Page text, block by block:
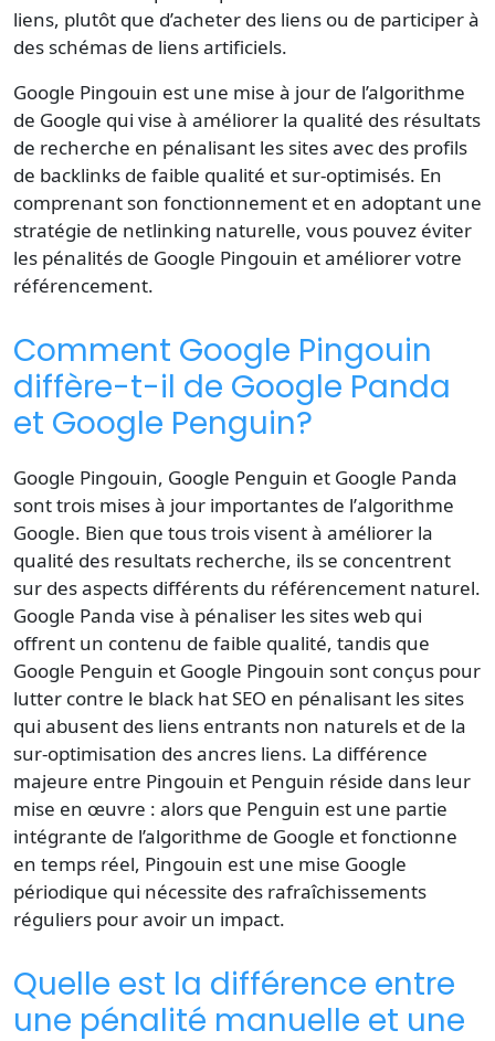
liens, plutôt que d’acheter des liens ou de participer à
des schémas de liens artificiels.
Google Pingouin est une mise à jour de l’algorithme
de Google qui vise à améliorer la qualité des résultats
de recherche en pénalisant les sites avec des profils
de backlinks de faible qualité et sur-optimisés. En
comprenant son fonctionnement et en adoptant une
stratégie de netlinking naturelle, vous pouvez éviter
les pénalités de Google Pingouin et améliorer votre
référencement.
Comment Google Pingouin
diffère-t-il de Google Panda
et Google Penguin?
Google Pingouin, Google Penguin et Google Panda
sont trois mises à jour importantes de l’algorithme
Google. Bien que tous trois visent à améliorer la
qualité des resultats recherche, ils se concentrent
sur des aspects différents du référencement naturel.
Google Panda vise à pénaliser les sites web qui
offrent un contenu de faible qualité, tandis que
Google Penguin et Google Pingouin sont conçus pour
lutter contre le black hatSEO en pénalisant les sites
qui abusent des liens entrants non naturels et de la
sur-optimisation desancres liens. La différence
majeure entre Pingouin et Penguin réside dans leur
mise en œuvre : alors que Penguin est une partie
intégrante de l’algorithme de Google et fonctionne
en temps réel, Pingouin est une mise Google
périodique qui nécessite des rafraîchissements
réguliers pour avoir un impact.
Quelle est la différence entre
une pénalité manuelle et une